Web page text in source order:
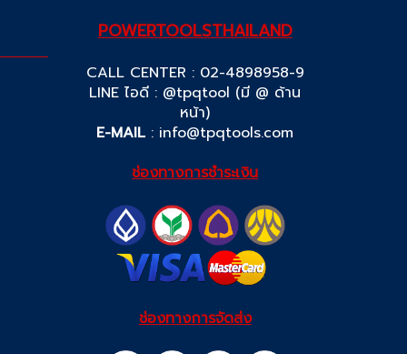
POWERTOOLSTHAILAND
CALL CENTER : 02-4898958-9
LINE ไอดี : @tpqtool (มี @ ด้าน
หน้า)
E-MAIL : info@tpqtools.com
ช่องทางการชำระเงิน
ช่องทางการจัดส่ง